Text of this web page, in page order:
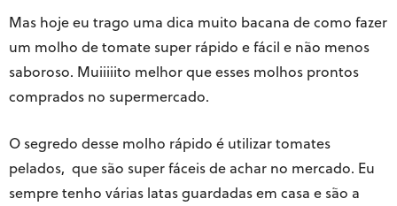
KAREN DISSE:
16/06/2017 ÀS 5:08 PM
Ola, eu congelei a minha, qdo cozinhei, ficou um
mingau? O que fiz de errado?
KELLY - TEMPERANDO DISSE:
a massa se congela antes de cozinhar. Espera secar
bem e congela.
Mas hoje eu trago uma dica muito bacana de como fazer
um molho de tomate super rápido e fácil e não menos
saboroso. Muiiiiito melhor que esses molhos prontos
comprados no supermercado.
O segredo desse molho rápido é utilizar tomates
pelados, que são super fáceis de achar no mercado. Eu
sempre tenho várias latas guardadas em casa e são a